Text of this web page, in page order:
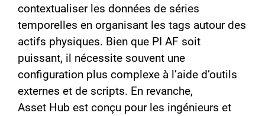
contextualiser les données de séries
temporelles en organisant les tags autour des
actifs physiques. Bien que PI AF soit
puissant, il nécessite souvent une
configuration plus complexe à l’aide d’outils
externes et de scripts. En revanche,
Asset Hub est conçu pour les ingénieurs et